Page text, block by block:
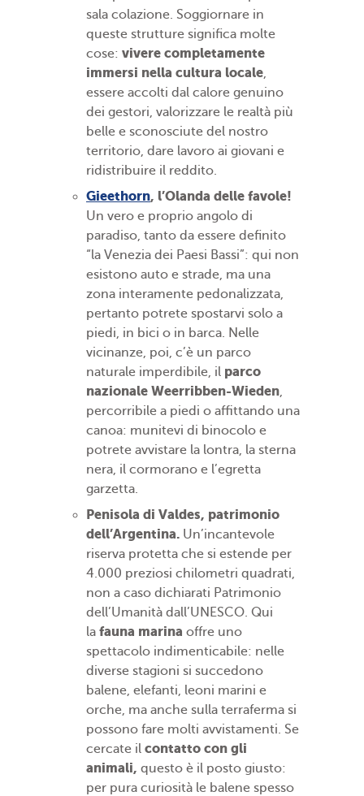
sala colazione. Soggiornare in
queste strutture significa molte
cose: vivere completamente
immersi nella cultura locale,
essere accolti dal calore genuino
dei gestori, valorizzare le realtà più
belle e sconosciute del nostro
territorio, dare lavoro ai giovani e
ridistribuire il reddito.
Gieethorn, l’Olanda delle favole!
Un vero e proprio angolo di
paradiso, tanto da essere definito
“la Venezia dei Paesi Bassi”: qui non
esistono auto e strade, ma una
zona interamente pedonalizzata,
pertanto potrete spostarvi solo a
piedi, in bici o in barca. Nelle
vicinanze, poi, c’è un parco
naturale imperdibile, il parco
nazionale Weerribben-Wieden,
percorribile a piedi o affittando una
canoa: munitevi di binocolo e
potrete avvistare la lontra, la sterna
nera, il cormorano e l’egretta
garzetta.
Penisola di Valdes, patrimonio
dell’Argentina. Un’incantevole
riserva protetta che si estende per
4.000 preziosi chilometri quadrati,
non a caso dichiarati Patrimonio
dell’Umanità dall’UNESCO. Qui
la fauna marina offre uno
spettacolo indimenticabile: nelle
diverse stagioni si succedono
balene, elefanti, leoni marini e
orche, ma anche sulla terraferma si
possono fare molti avvistamenti. Se
cercate il contatto con gli
animali, questo è il posto giusto:
per pura curiosità le balene spesso